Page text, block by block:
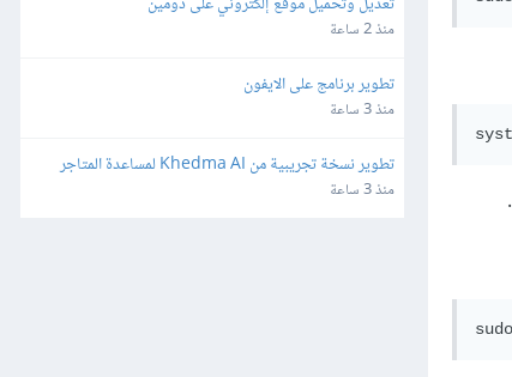
.
منذ 2 ساعة
تطوير برنامج على الايفون
منذ 3 ساعة
تطوير نسخة تجريبية من Khedma AI لمساعدة المتاجر
منذ 3 ساعة